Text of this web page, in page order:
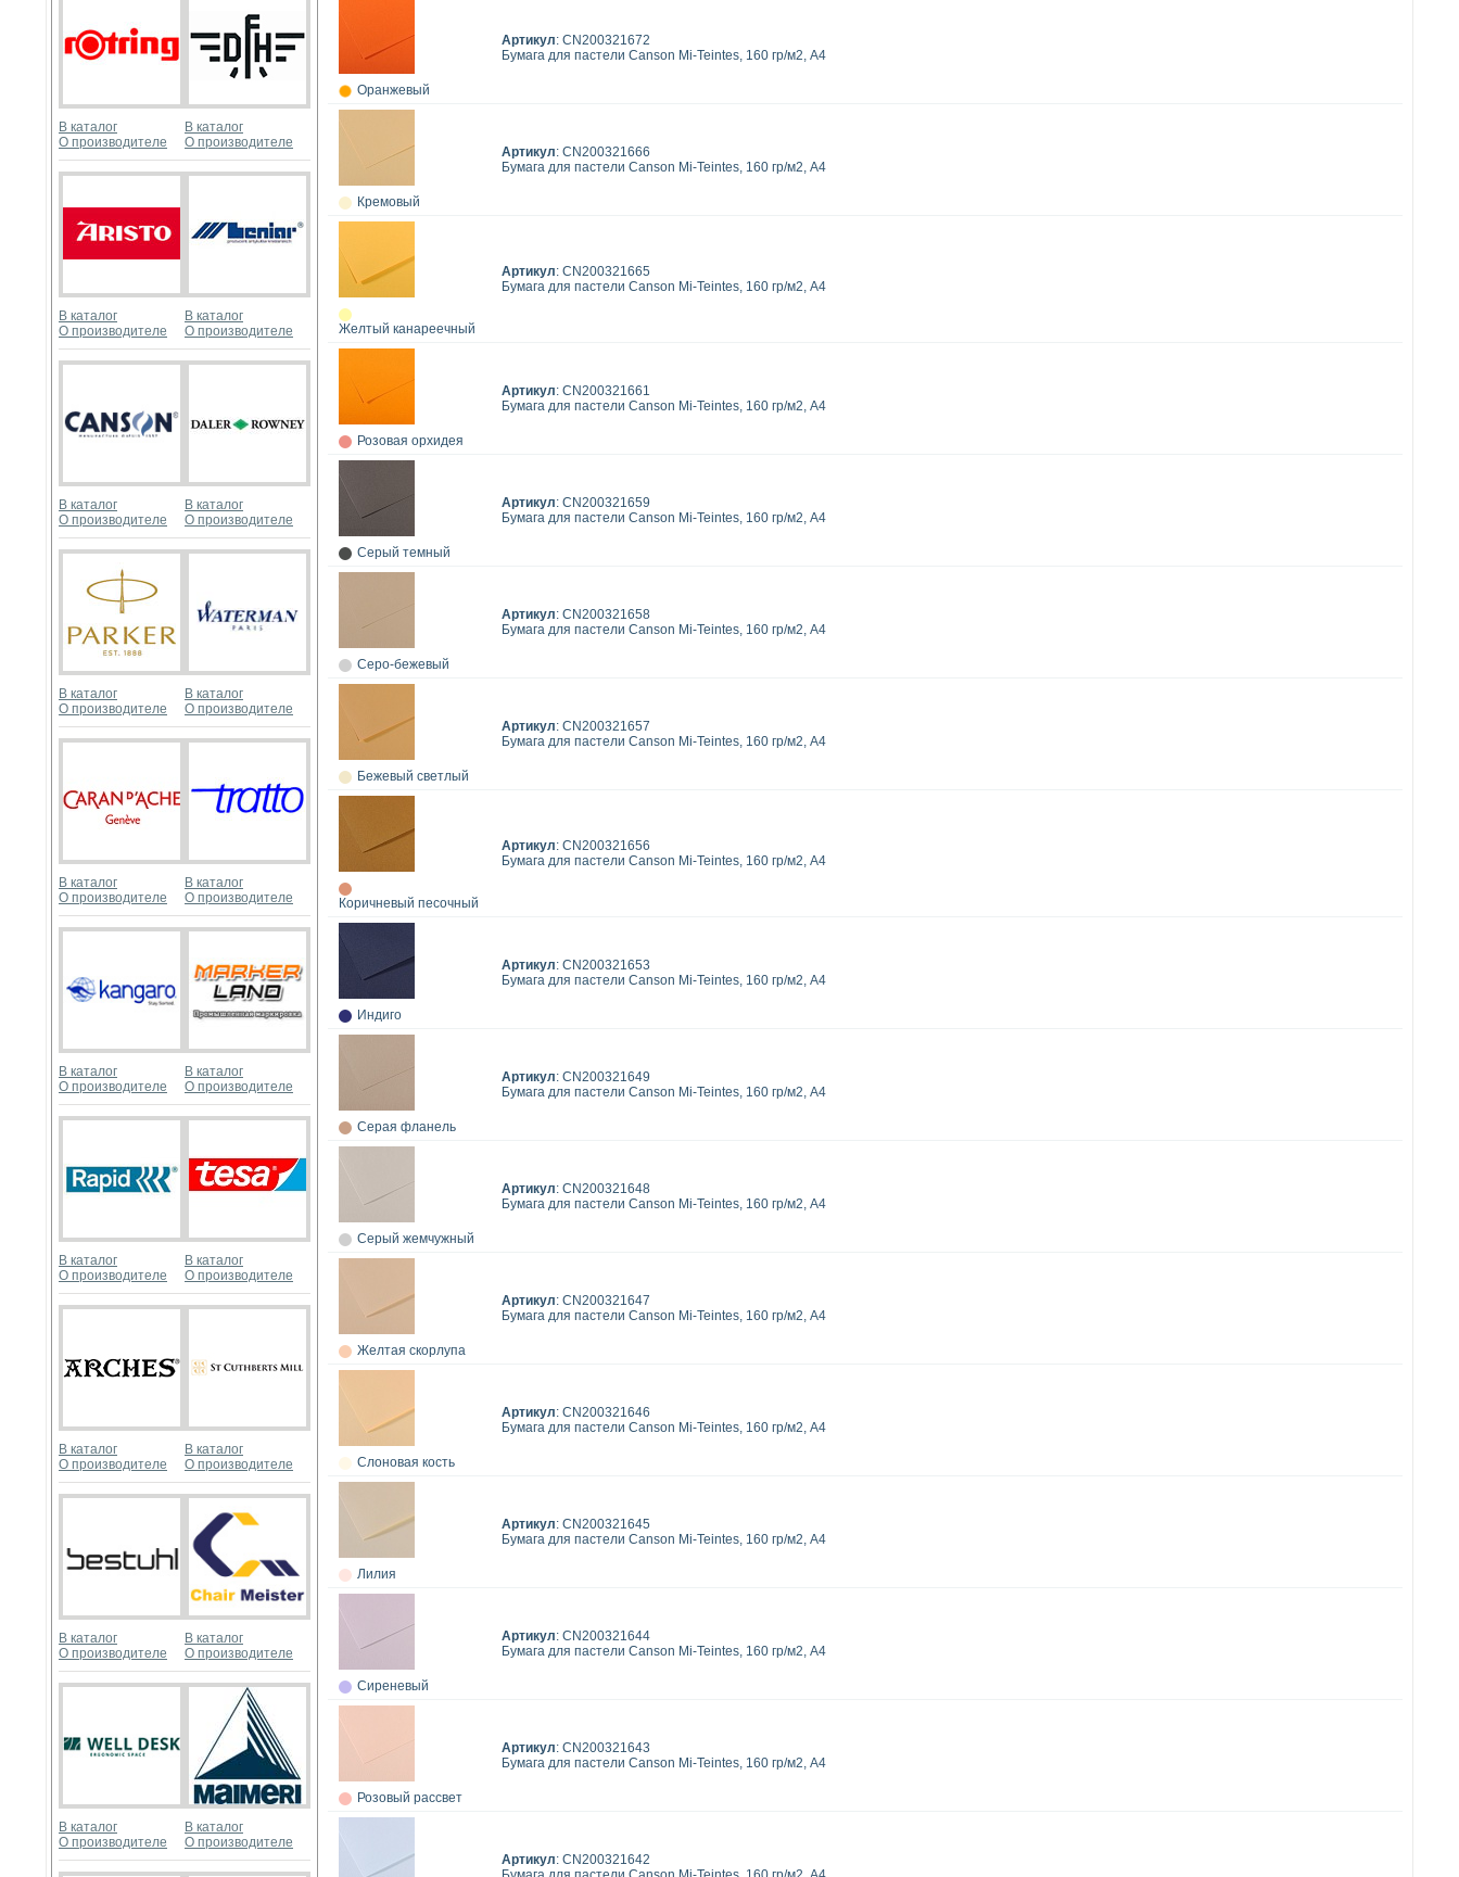
В каталог
О производителе
В каталог
О производителе
В каталог
О производителе
В каталог
О производителе
В каталог
О производителе
В каталог
О производителе
В каталог
О производителе
В каталог
О производителе
В каталог
О производителе
В каталог
О производителе
В каталог
О производителе
В каталог
О производителе
В каталог
О производителе
В каталог
О производителе
В каталог
О производителе
В каталог
О производителе
В каталог
О производителе
В каталог
О производителе
В каталог
О производителе
В каталог
О производителе
Оранжевый
Артикул: CN200321672
Бумага для пастели Canson Mi-Teintes, 160 гр/м2, А4
Кремовый
Артикул: CN200321666
Бумага для пастели Canson Mi-Teintes, 160 гр/м2, А4
Желтый канареечный
Артикул: CN200321665
Бумага для пастели Canson Mi-Teintes, 160 гр/м2, А4
Розовая орхидея
Артикул: CN200321661
Бумага для пастели Canson Mi-Teintes, 160 гр/м2, А4
Серый темный
Артикул: CN200321659
Бумага для пастели Canson Mi-Teintes, 160 гр/м2, А4
Серо-бежевый
Артикул: CN200321658
Бумага для пастели Canson Mi-Teintes, 160 гр/м2, А4
Бежевый светлый
Артикул: CN200321657
Бумага для пастели Canson Mi-Teintes, 160 гр/м2, А4
Коричневый песочный
Артикул: CN200321656
Бумага для пастели Canson Mi-Teintes, 160 гр/м2, А4
Индиго
Артикул: CN200321653
Бумага для пастели Canson Mi-Teintes, 160 гр/м2, А4
Серая фланель
Артикул: CN200321649
Бумага для пастели Canson Mi-Teintes, 160 гр/м2, А4
Серый жемчужный
Артикул: CN200321648
Бумага для пастели Canson Mi-Teintes, 160 гр/м2, А4
Желтая скорлупа
Артикул: CN200321647
Бумага для пастели Canson Mi-Teintes, 160 гр/м2, А4
Слоновая кость
Артикул: CN200321646
Бумага для пастели Canson Mi-Teintes, 160 гр/м2, А4
Лилия
Артикул: CN200321645
Бумага для пастели Canson Mi-Teintes, 160 гр/м2, А4
Сиреневый
Артикул: CN200321644
Бумага для пастели Canson Mi-Teintes, 160 гр/м2, А4
Розовый рассвет
Артикул: CN200321643
Бумага для пастели Canson Mi-Teintes, 160 гр/м2, А4
Артикул: CN200321642